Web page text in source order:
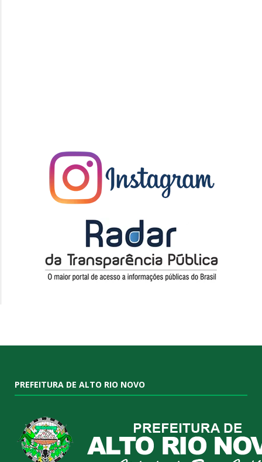
PREFEITURA DE ALTO RIO NOVO